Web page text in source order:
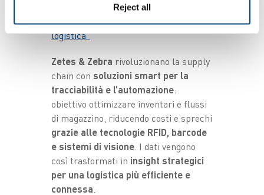
Reject all
“Smart Supply Chain: le soluzioni
Zetes & Zebra per l’innovazione
logistica”
Zetes & Zebra rivoluzionano la supply
chain con soluzioni smart per la
tracciabilità e l’automazione:
obiettivo ottimizzare inventari e flussi
di magazzino, riducendo costi e sprechi
grazie alle tecnologie RFID, barcode
e sistemi di visione. I dati vengono
così trasformati in insight strategici
per una logistica più efficiente e
connessa